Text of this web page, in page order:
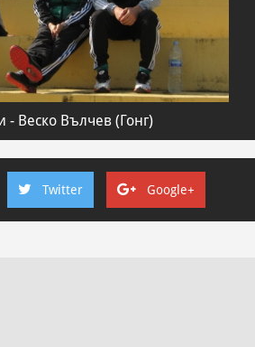
- Веско Вълчев (Гонг)
Twitter Google+